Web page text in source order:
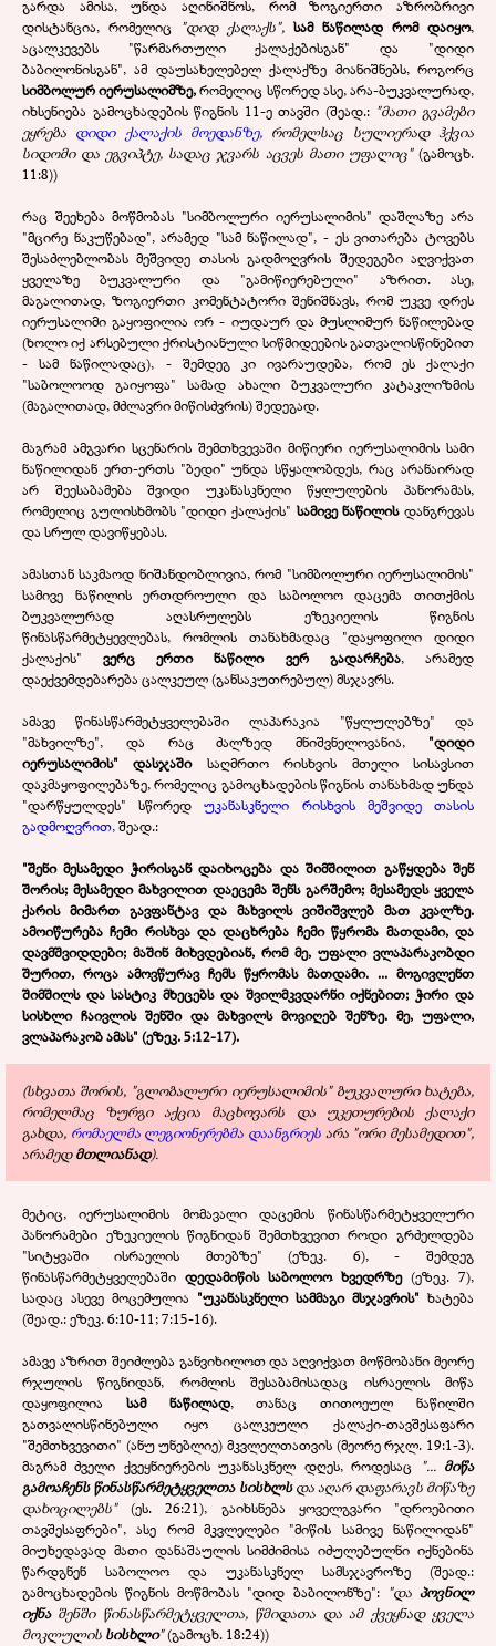
გარდა ამისა, უნდა აღინიშნოს, რომ ზოგიერთი აზრობრივი
დისტანცია, რომელიც "დიდ ქალაქს", სამ ნაწილად რომ დაიყო,
აცალკევებს "წარმართული ქალაქებისგან" და "დიდი
ბაბილონისგან", ამ დაუსახელებელ ქალაქზე მიანიშნებს, როგორც
სიმბოლურ იერუსალიმზე,რომელიც სწორედ ასე, არა-ბუკვალურად,
იხსენიება გამოცხადების წიგნის 11-ე თავში (შეად.: "მათი გვამები
ეყრება დიდი ქალაქის მოედანზე,რომელსაც სულიერად ჰქვია
სიდომი და ეგვიპტე, სადაც ჯვარს აცვეს მათი უფალიც" (გამოცხ.
11:8))
რაც შეეხება მოწმობას "სიმბოლური იერუსალიმის" დაშლაზე არა
"მცირე ნაკუწებად", არამედ "სამ ნაწილად", - ეს ვითარება ტოვებს
შესაძლებლობას მეშვიდე თასის გადმოღვრის შედეგები აღვიქვათ
ყველაზე ბუკვალური და "გამიწიერებული" აზრით. ასე,
მაგალითად, ზოგიერთი კომენტატორი შენიშნავს, რომ უკვე დრეს
იერუსალიმი გაყოფილია ორ - იუდაურ და მუსლიმურ ნაწილებად
(ხოლო იქ არსებული ქრისტიანული სიწმიდეების გათვალისწინებით
- სამ ნაწილადაც), - შემდეგ კი ივარაუდება, რომ ეს ქალაქი
"საბოლოოდ გაიყოფა" სამად ახალი ბუკვალური კატაკლიზმის
(მაგალითად, მძლავრი მიწისძვრის) შედეგად.
მაგრამ ამგვარი სცენარის შემთხვევაში მიწიერი იერუსალიმის სამი
ნაწილიდან ერთ-ერთს "ბედი" უნდა სწყალობდეს, რაც არანაირად
არ შეესაბამება შვიდი უკანასკნელი წყლულების პანორამას,
რომელიც გულისხმობს "დიდი ქალაქის" სამივე ნაწილის დანგრევას
და სრულ დავიწყებას.
ამასთან საკმაოდ ნიშანდობლივია, რომ "სიმბოლური იერუსალიმის"
სამივე ნაწილის ერთდროული და საბოლოო დაცემა თითქმის
ბუკვალურად აღასრულებს ეზეკიელის წიგნის
წინასწარმეტყევლებას, რომლის თანახმადაც "დაყოფილი დიდი
ქალაქის"ვერც ერთი ნაწილი ვერ გადარჩება, არამედ
დაექვემდებარება ცალკეულ (განსაკუთრებულ) მსჯავრს.
ამავე წინასწარმეტყველებაში ლაპარაკია "წყლულებზე" და
"მახვილზე", და რაც ძალზედ მნიშვნელოვანია, "დიდი
იერუსალიმის" დასჯაში საღმრთო რისხვის მთელი სისავსით
დაკმაყოფილებაზე, რომელიც გამოცხადების წიგნის თანახმად უნდა
"დარწყულდეს" სწორედუკანასკნელი რისხვის მეშვიდე თასის
გადმოღვრით,შეად.:
"შენი მესამედი ჭირისგან დაიხოცება და შიმშილით გაწყდება შენ
შორის; მესამედი მახვილით დაეცემა შენს გარშემო; მესამედს ყველა
ქარის მიმართ გავფანტავ და მახვილს ვიშიშვლებ მათ კვალზე.
ამოიწურება ჩემი რისხვა და დაცხრება ჩემი წყრომა მათდამი, და
დავმშვიდდები; მაშინ მიხვდებიან, რომ მე, უფალი ვლაპარაკობდი
შურით, როცა ამოვწურავ ჩემს წყრომას მათდამი. ... მოგივლენთ
შიმშილს და სასტიკ მხეცებს და შვილმკვდარნი იქნებით; ჭირი და
სისხლი ჩაივლის შენში და მახვილს მოვიღებ შენზე. მე, უფალი,
ვლაპარაკობ ამას" (ეზეკ. 5:12-17).
(სხვათა შორის, "გლობალური იერუსალიმის" ბუკვალური ხატება,
რომელმაც ზურგი აქცია მაცხოვარს და უკეთურების ქალაქი
გახდა, რომაელმა ლეგიონერებმა დაანგრიეს არა "ორი მესამედით",
არამედმთლიანად).
მეტიც, იერუსალიმის მომავალი დაცემის წინასწარმეტყველური
პანორამები ეზეკიელის წიგნიდან შემთხვევით როდი გრძელდება
"სიტყვაში ისრაელის მთებზე" (ეზეკ. 6), - შემდეგ
წინასწარმეტყველებაში დედამიწის საბოლოო ხვედრზე (ეზეკ. 7),
სადაც ასევე მოცემულია "უკანასკნელი სამმაგი მსჯავრის" ხატება
(შეად.: ეზეკ. 6:10-11; 7:15-16).
ამავე აზრით შეიძლება განვიხილოთ და აღვიქვათ მოწმობანი მეორე
რჯულის წიგნიდან, რომლის შესაბამისადაც ისრაელის მიწა
დაყოფილია სამ ნაწილად, თანაც თითოეულ ნაწილში
გათვალისწინებული იყო ცალკეული ქალაქი-თავშესაფარი
"შემთხვევითი" (ანუ უნებლიე) მკვლელთათვის (მეორე რჯლ. 19:1-3).
მაგრამ ძველი ქვეყნიერების უკანასკნელ დღეს, როდესაც "... მიწა
გამოაჩენს წინასწარმეტყველთა სისხლსდა აღარ დაფარავს მიწაზე
დახოცილებს"(ეს. 26:21), გაიხსნება ყოველგვარი "დროებითი
თავშესაფრები", ასე რომ მკვლელები "მიწის სამივე ნაწილიდან"
მიუხედავად მათი დანაშაულის სიმძიმისა იძულებულნი იქნებინა
წარდგნენ საბოლოო და უკანასკნელ სამსჯავროზე (შეად.:
გამოცხადების წიგნის მოწმობას "დიდ ბაბილონზე": "და პოვნილ
იქნაშენში წინასწარმეტყველთა, წმიდათა და ამ ქვეყნად ყველა
მოკლულის სისხლი"(გამოცხ. 18:24))